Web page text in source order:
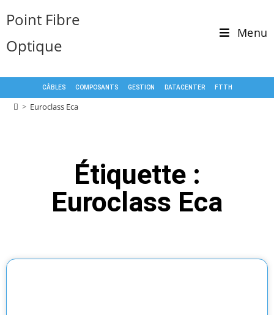
Point Fibre
Optique
Menu
CÂBLES COMPOSANTS GESTION DATACENTER FTTH
> Euroclass Eca
Étiquette :
Euroclass Eca